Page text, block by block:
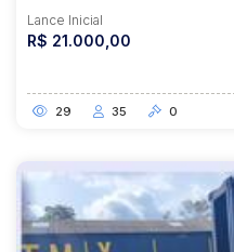
Lance Inicial
R$ 21.000,00
29 35 0